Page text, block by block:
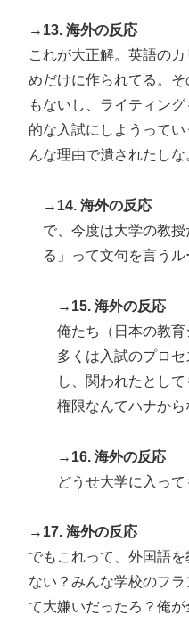
→13. 海外の反応
これが大正解。英語の
めだけに作られてる。
もないし、ライティン
的な入試にしようって
んな理由で潰されたしな
→14. 海外の反応
で、今度は大学の教
る」って文句を言うル
→15. 海外の反応
俺たち（日本の教
多くは入試のプロ
し、関われたとし
権限なんてハナから
→16. 海外の反応
どうせ大学に入って
→17. 海外の反応
でもこれって、外国語
ない？みんな学校のフ
て大嫌いだったろ？俺